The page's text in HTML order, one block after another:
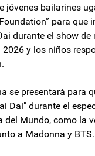
jóvenes bailarines
para que
durante el show de
y los niños
se presentará para
Dai" durante el
del Mundo, como la
a Madonna y BTS.